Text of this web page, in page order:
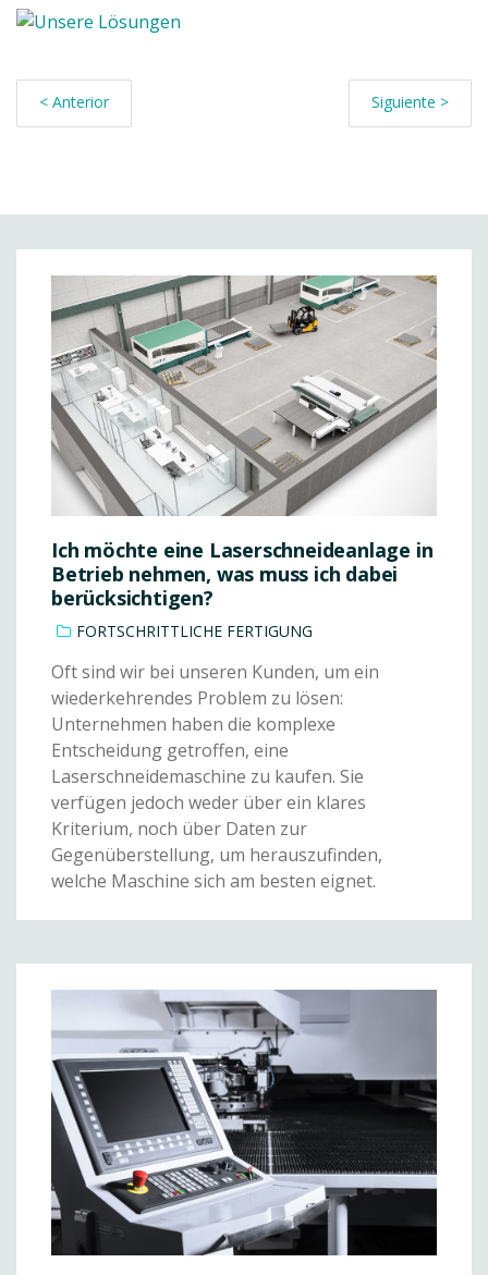
< Anterior Siguiente >
Ich möchte eine Laserschneideanlage in
Betrieb nehmen, was muss ich dabei
berücksichtigen?
FORTSCHRITTLICHE FERTIGUNG
Oft sind wir bei unseren Kunden, um ein
wiederkehrendes Problem zu lösen:
Unternehmen haben die komplexe
Entscheidung getroffen, eine
Laserschneidemaschine zu kaufen. Sie
verfügen jedoch weder über ein klares
Kriterium, noch über Daten zur
Gegenüberstellung, um herauszufinden,
welche Maschine sich am besten eignet.